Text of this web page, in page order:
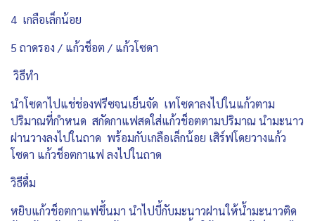
4 เกลือเล็กน้อย
5 ถาดรอง / แก้วช็อต / แก้วโซดา
วิธีทำ
นำโซดาไปแช่ช่องฟรีซจนเย็นจัด เทโซดาลงไปในแก้วตาม
ปริมาณที่กำหนด สกัดกาแฟสดใส่แก้วช็อตตามปริมาณ นำมะนาว
ฝานวางลงไปในถาด พร้อมกับเกลือเล็กน้อย เสิร์ฟโดยวางแก้ว
โซดา แก้วช็อตกาแฟ ลงไปในถาด
วิธีดื่ม
หยิบแก้วช็อตกาแฟขึ้นมา นำไปบี้กับมะนาวฝานให้น้ำมะนาวติด